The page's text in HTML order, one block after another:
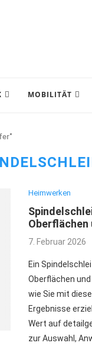
MOBILITÄT
Heimwerken
Oberflächen
7. Februar 2026
Ein
Oberflächen
wie Sie mit
Ergebnisse
Wert auf
zur Auswahl,